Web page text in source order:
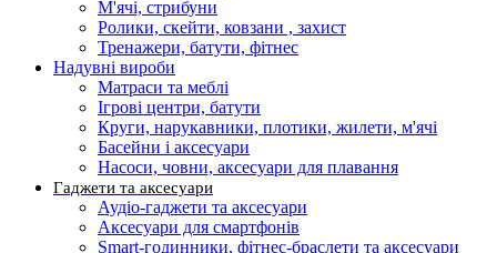
М'ячі, стрибуни
Ролики, скейти, ковзани , захист
Тренажери, батути, фітнес
Надувні вироби
Матраси та меблі
Ігрові центри, батути
Круги, нарукавники, плотики, жилети, м'ячі
Басейни і аксесуари
Насоси, човни, аксесуари для плавання
Гаджети та аксесуари
Аудіо-гаджети та аксесуари
Аксесуари для смартфонів
Smart-годинники, фітнес-браслети та аксесуари